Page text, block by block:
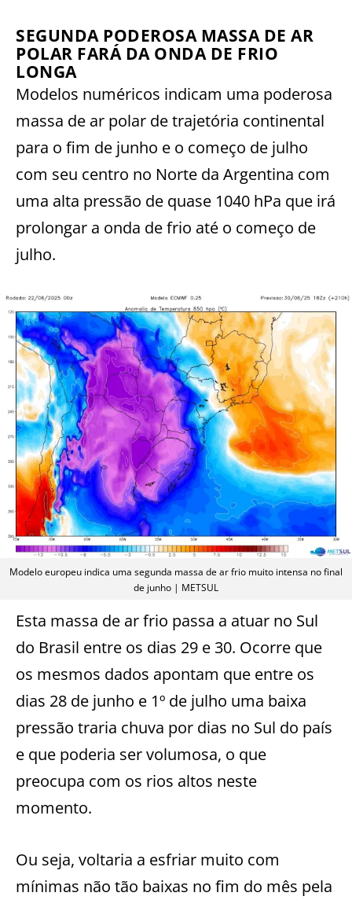
SEGUNDA PODEROSA MASSA DE AR
POLAR FARÁ DA ONDA DE FRIO
LONGA
Modelos numéricos indicam uma poderosa
massa de ar polar de trajetória continental
para o fim de junho e o começo de julho
com seu centro no Norte da Argentina com
uma alta pressão de quase 1040 hPa que irá
prolongar a onda de frio até o começo de
julho.
Modelo europeu indica uma segunda massa de ar frio muito intensa no final
de junho | METSUL
Esta massa de ar frio passa a atuar no Sul
do Brasil entre os dias 29 e 30. Ocorre que
os mesmos dados apontam que entre os
dias 28 de junho e 1º de julho uma baixa
pressão traria chuva por dias no Sul do país
e que poderia ser volumosa, o que
preocupa com os rios altos neste
momento.
Ou seja, voltaria a esfriar muito com
mínimas não tão baixas no fim do mês pela